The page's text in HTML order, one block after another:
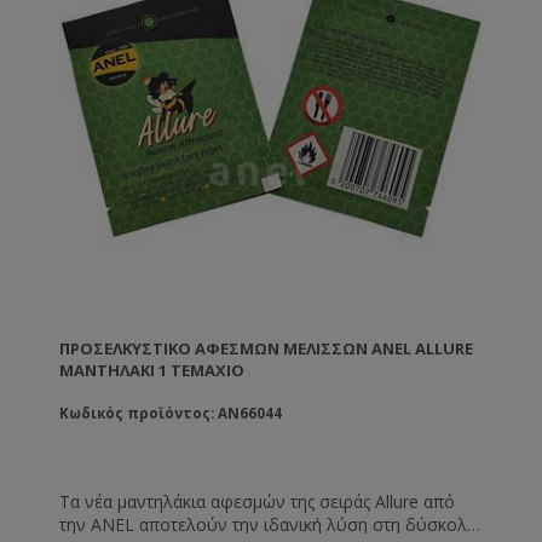
ΠΡΟΣΕΛΚΥΣΤΙΚΌ ΑΦΕΣΜΏΝ ΜΕΛΙΣΣΏΝ ANEL ALLURE
ΜΑΝΤΗΛΆΚΙ 1 ΤΕΜΆΧΙΟ
Κωδικός προϊόντος: AN66044
Τα νέα μαντηλάκια αφεσμών της σειράς Allure από
την ANEL αποτελούν την ιδανική λύση στη δύσκολη